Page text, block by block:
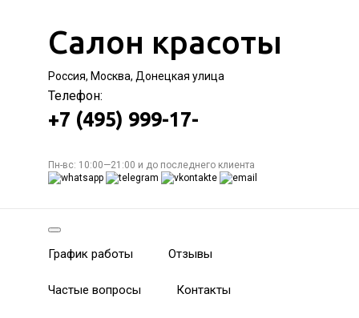
Салон красоты
Россия, Москва, Донецкая улица
Телефон:
+7 (495) 999-17-
Пн-вс: 10:00—21:00 и до последнего клиента
График работы Отзывы
Частые вопросы Контакты